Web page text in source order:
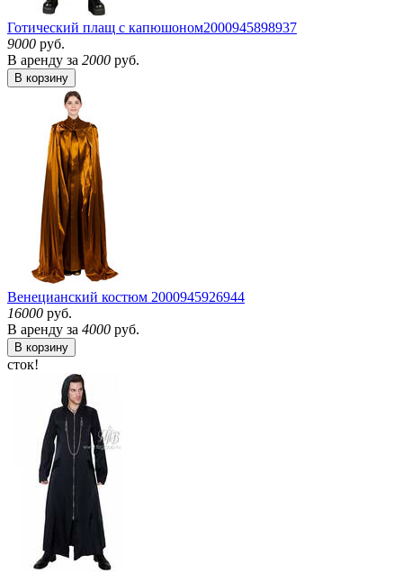
Готический плащ с капюшоном2000945898937
9000 руб.
В аренду за 2000 руб.
В корзину
Венецианский костюм 2000945926944
16000 руб.
В аренду за 4000 руб.
В корзину
сток!